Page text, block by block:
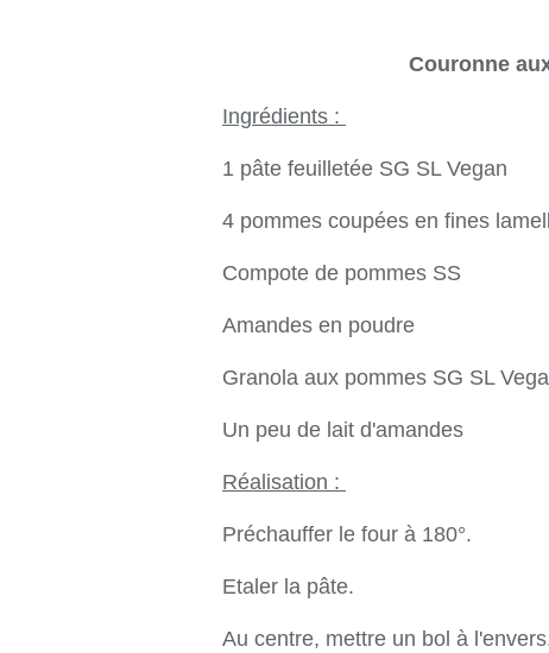
Couronne
Ingrédients :
1 pâte feuilletée SG SL Vegan
4 pommes coupées en fines
Compote de pommes SS
Amandes en poudre
Granola aux pommes SG SL
Un peu de lait d'amandes
Réalisation :
Préchauffer le four à 180°.
Etaler la pâte.
Au centre, mettre un bol à